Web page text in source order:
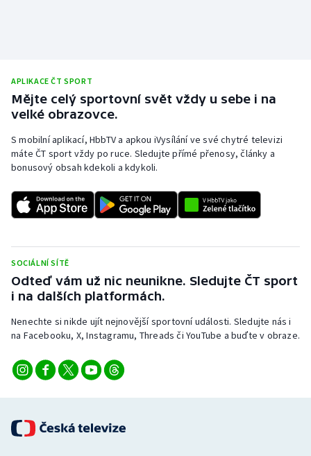
APLIKACE ČT SPORT
Mějte celý sportovní svět vždy u sebe i na
velké obrazovce.
S mobilní aplikací, HbbTV a apkou iVysílání ve své chytré televizi
máte ČT sport vždy po ruce. Sledujte přímé přenosy, články a
bonusový obsah kdekoli a kdykoli.
SOCIÁLNÍ SÍTĚ
Odteď vám už nic neunikne. Sledujte ČT sport
i na dalších platformách.
Nenechte si nikde ujít nejnovější sportovní události. Sledujte nás i
na Facebooku, X, Instagramu, Threads či YouTube a buďte v obraze.